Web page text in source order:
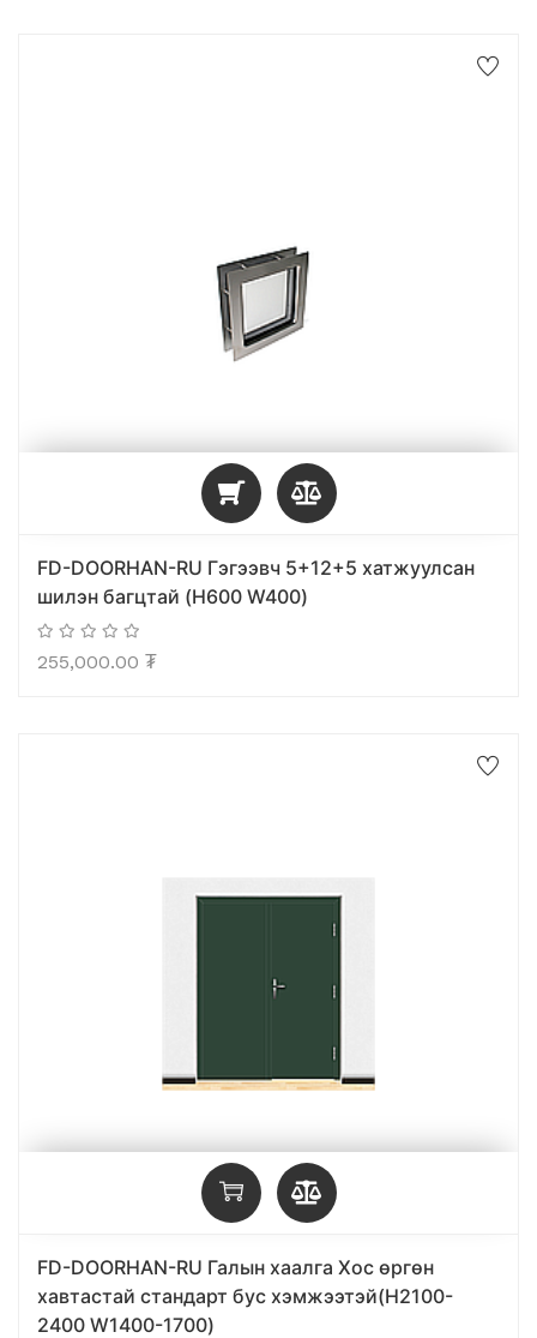
FD-DOORHAN-RU Гэгээвч 5+12+5 хатжуулсан
шилэн багцтай (H600 W400)
255,000.00 ₮
FD-DOORHAN-RU Галын хаалга Хос өргөн
хавтастай стандарт бус хэмжээтэй(H2100-
2400 W1400-1700)